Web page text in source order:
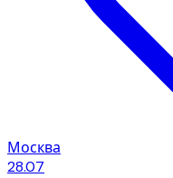
Москва
28.07